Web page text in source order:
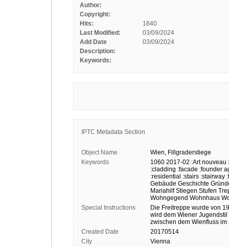
Author:
Copyright:
Hits:
1840
Last Modified:
03/09/2024
Add Date
03/09/2024
Description:
Keywords:
IPTC Metadata Section
Object Name Wien, Fillgraderstiege
Keywords
1060 2017-02 :Art nouveau
:cladding :facade :founder
:residential :stairs :stairway
Gebäude Geschichte
Mariahilf Stiegen Stufen
Wohngegend Wohnhaus
Special Instructions
Die Freitreppe wurde von
wird dem Wiener Jugendstil
zwischen dem Wienfluss im
Created Date
20170514
City
Vienna